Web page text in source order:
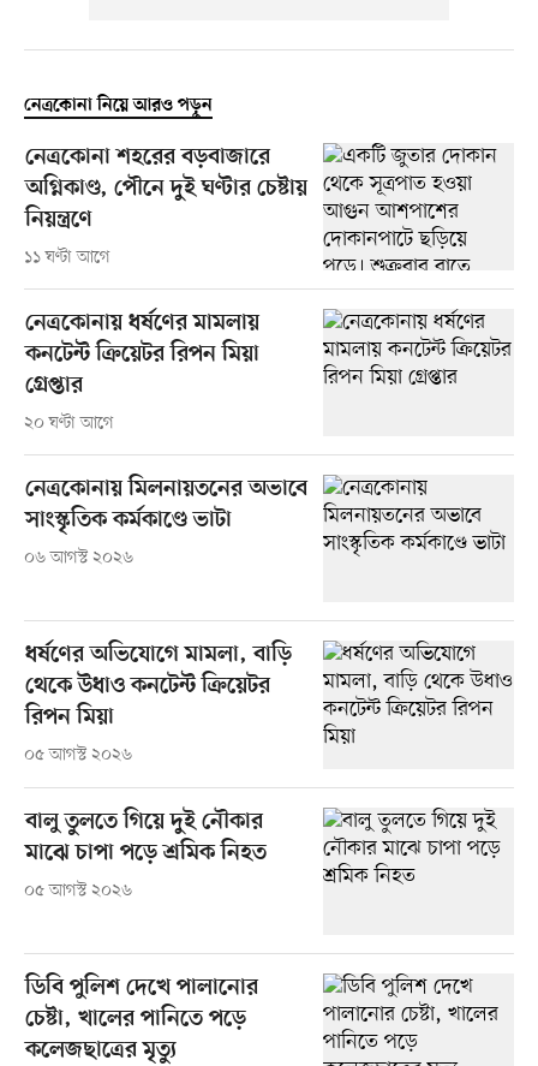
নেত্রকোনা নিয়ে আরও পড়ুন
নেত্রকোনা শহরের বড়বাজারে
অগ্নিকাণ্ড, পৌনে দুই ঘণ্টার চেষ্টায়
নিয়ন্ত্রণে
১১ ঘণ্টা আগে
নেত্রকোনায় ধর্ষণের মামলায়
কনটেন্ট ক্রিয়েটর রিপন মিয়া
গ্রেপ্তার
২০ ঘণ্টা আগে
নেত্রকোনায় মিলনায়তনের অভাবে
সাংস্কৃতিক কর্মকাণ্ডে ভাটা
০৬ আগস্ট ২০২৬
ধর্ষণের অভিযোগে মামলা, বাড়ি
থেকে উধাও কনটেন্ট ক্রিয়েটর
রিপন মিয়া
০৫ আগস্ট ২০২৬
বালু তুলতে গিয়ে দুই নৌকার
মাঝে চাপা পড়ে শ্রমিক নিহত
০৫ আগস্ট ২০২৬
ডিবি পুলিশ দেখে পালানোর
চেষ্টা, খালের পানিতে পড়ে
কলেজছাত্রের মৃত্যু